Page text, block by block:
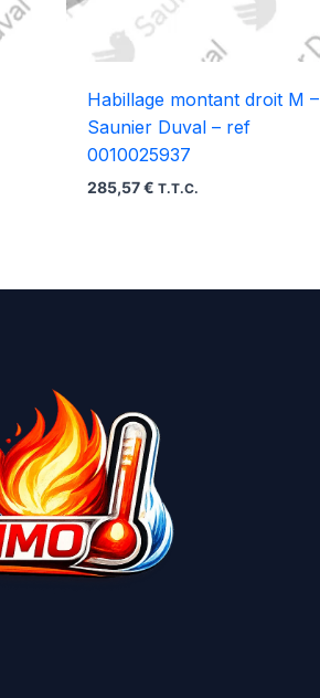
Habillage montant droit M –
Saunier Duval – ref
0010025937
285,57€ T.T.C.